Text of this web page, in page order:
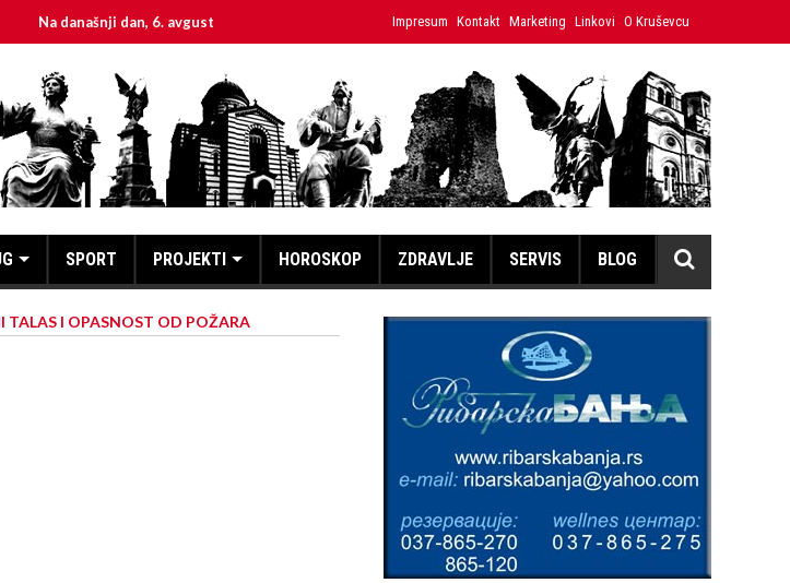
dan, 6. avgust Sveta mučenica Hristina Japanski volonter u Ćićevcu umesto
Impresum Kontakt Marketing Linkovi O Kruševcu
SPORT PROJEKTI HOROSKOP ZDRAVLJE SERVIS BLOG
TALAS I OPASNOST OD POŽARA